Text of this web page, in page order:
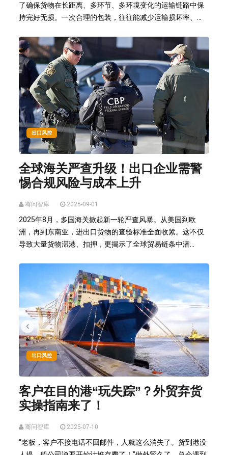
了确保货物在长距离、多环节、多环境变化的运输链路中保
持完好无损。一次合理的包装，往往能减少运输损坏率、...
出口风控
全球海关严查升级！出口企业需警
惕合规风险与成本上升
骞问智库 2025-09-01
2025年8月，多国海关掀起新一轮严查风暴。从美国到欧
洲，再到东南亚，进出口货物的查验标准全面收紧。这不仅
导致大量货物滞港、扣押，更揭示了全球贸易链条中潜...
出口风控
客户在目的港“玩失踪”？外贸弃货
实操指南来了！
骞问智库 2025-07-10
“老板，客户不接电话不回邮件，人就这么消失了。货到港没